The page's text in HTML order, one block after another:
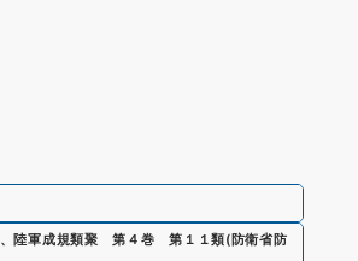
、陸軍成規類聚 第４巻 第１１類(防衛省防